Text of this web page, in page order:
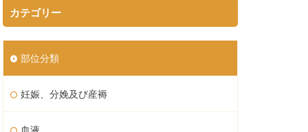
カテゴリー
部位分類
妊娠、分娩及び産褥
血液